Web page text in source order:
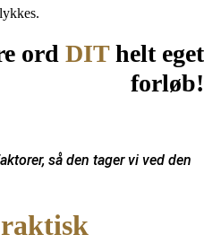
ord DIThelt eget
forløb!
så den tager vi ved den